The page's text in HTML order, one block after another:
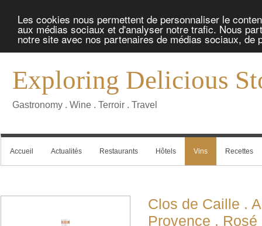
Les cookies nous permettent de personnaliser le
aux médias sociaux et d'analyser notre trafic. Nous
notre site avec nos partenaires de médias sociaux, de
Exploring Delicious
Gastronomy . Wine . Terroir . Travel
Accueil Actualités Restaurants Hôtels Vins Recettes
Clos de Caille .
Provence . Rosé